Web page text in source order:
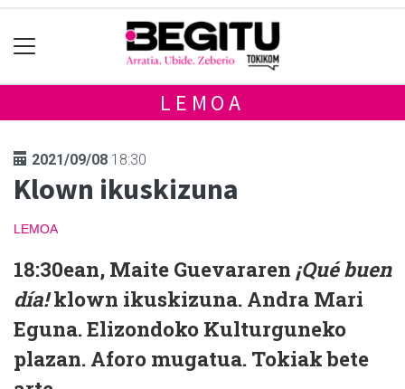
LEMOA
2021/09/08 18:30
Klown ikuskizuna
LEMOA
18:30ean, Maite Guevararen ¡Qué buen
día!klown ikuskizuna. Andra Mari
Eguna. Elizondoko Kulturguneko
plazan. Aforo mugatua. Tokiak bete